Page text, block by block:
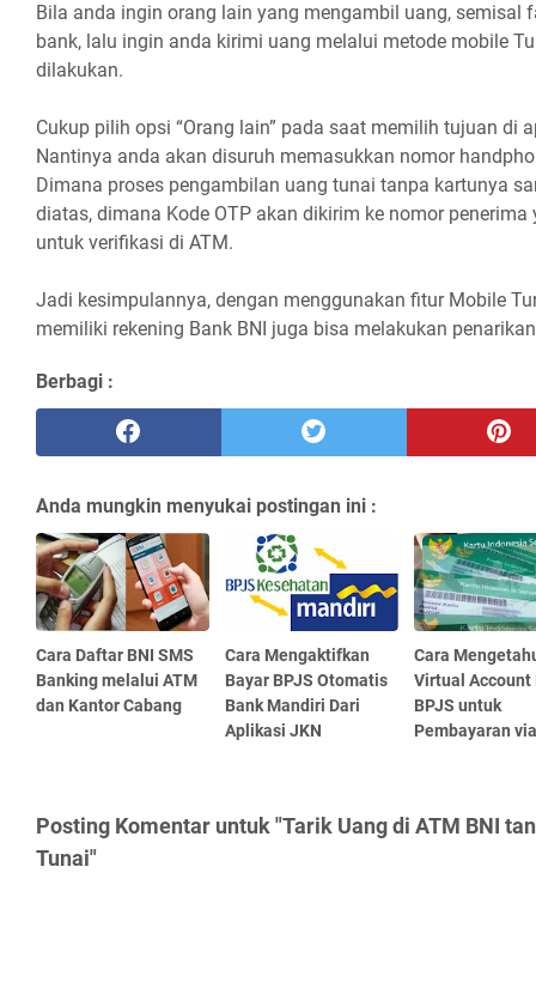
Bila anda ingin orang lain yang mengambil uang, semisal
bank, lalu ingin anda kirimi uang melalui metode mobile
dilakukan.
Cukup pilih opsi “Orang lain” pada saat memilih tujuan di
Nantinya anda akan disuruh memasukkan nomor
Dimana proses pengambilan uang tunai tanpa kartunya
diatas, dimana Kode OTP akan dikirim ke nomor
untuk verifikasi di ATM.
Jadi kesimpulannya, dengan menggunakan fitur Mobile
memiliki rekening Bank BNI juga bisa melakukan
Berbagi :
Anda mungkin menyukai postingan ini :
Cara Daftar BNI SMS
Banking melalui ATM
dan Kantor Cabang
Cara Mengaktifkan
Bayar BPJS Otomatis
Bank Mandiri Dari
Aplikasi JKN
Cara
Virtual Account
BPJS untuk
Pembayaran
Posting Komentar untuk "Tarik Uang di ATM BNI
Tunai"